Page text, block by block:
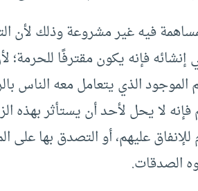
فيه غير مشروعة وذلك لأن
فإنه يكون مقترفًا للحرمة؛
الذي يتعامل معه الناس
لا يحل لأحد أن يستأثر بهذه
عليهم، أو التصدق بها
الصدقات.